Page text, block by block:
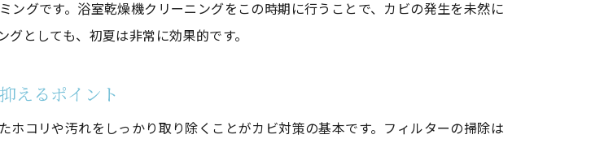
掃除のコツ
グで時短家事を実現する方法
グを効率化する掃除スケジュール
乾燥機クリーニング手順
グで家事ストレスを減らす秘訣
グです。浴室乾燥機クリーニングをこの時期に行うことで、カビの発生を未然に
としても、初夏は非常に効果的です。
えるポイント
コリや汚れをしっかり取り除くことがカビ対策の基本です。フィルターの掃除は